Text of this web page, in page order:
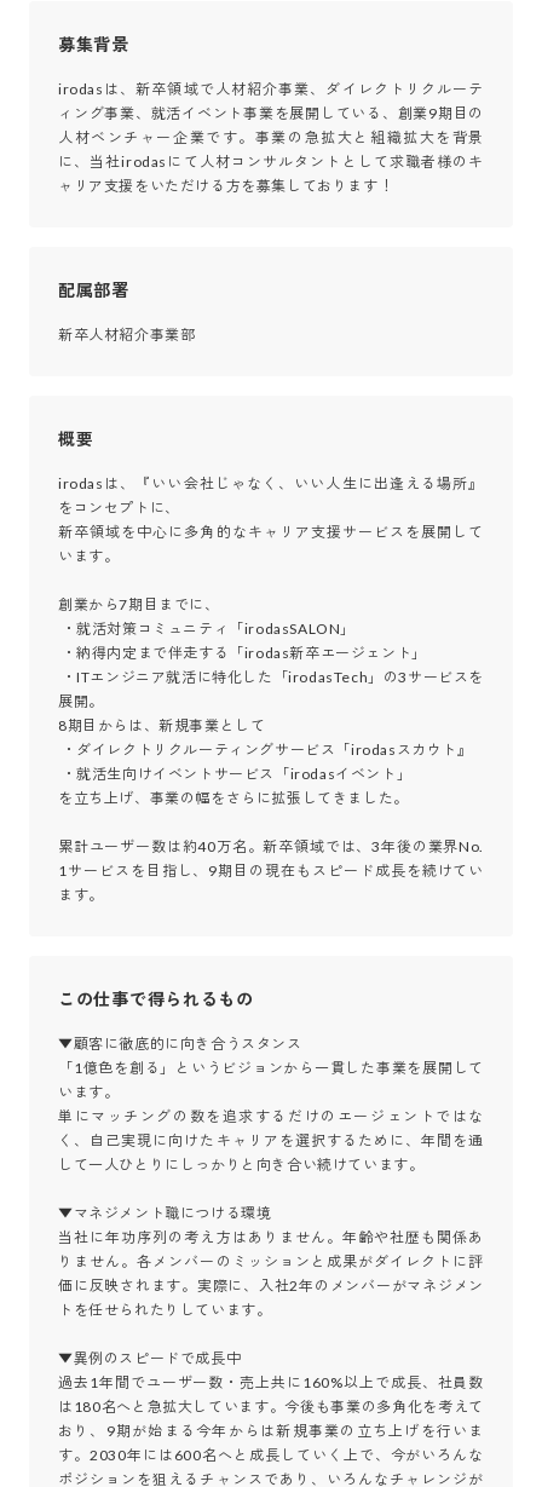
募集背景
irodasは、新卒領域で人材紹介事業、ダイレクトリクルーテ
ィング事業、就活イベント事業を展開している、創業9期目の
人材ベンチャー企業です。事業の急拡大と組織拡大を背景
に、当社irodasにて人材コンサルタントとして求職者様のキ
ャリア支援をいただける方を募集しております！
配属部署
新卒人材紹介事業部
概要
irodasは、『いい会社じゃなく、いい人生に出逢える場所』
をコンセプトに、
新卒領域を中心に多角的なキャリア支援サービスを展開して
います。
創業から7期目までに、
展開。
8期目からは、新規事業として
を立ち上げ、事業の幅をさらに拡張してきました。
累計ユーザー数は約40万名。新卒領域では、3年後の業界No.
1サービスを目指し、9期目の現在もスピード成長を続けてい
ます。
この仕事で得られるもの
▼顧客に徹底的に向き合うスタンス
「1億色を創る」というビジョンから一貫した事業を展開して
います。
単にマッチングの数を追求するだけのエージェントではな
く、自己実現に向けたキャリアを選択するために、年間を通
して一人ひとりにしっかりと向き合い続けています。
▼マネジメント職につける環境
当社に年功序列の考え方はありません。年齢や社歴も関係あ
りません。各メンバーのミッションと成果がダイレクトに評
価に反映されます。実際に、入社2年のメンバーがマネジメン
トを任せられたりしています。
▼異例のスピードで成長中
過去1年間でユーザー数・売上共に160%以上で成長、社員数
は180名へと急拡大しています。今後も事業の多角化を考えて
おり、9期が始まる今年からは新規事業の立ち上げを行いま
す。2030年には600名へと成長していく上で、今がいろんな
ポジションを狙えるチャンスであり、いろんなチャレンジが